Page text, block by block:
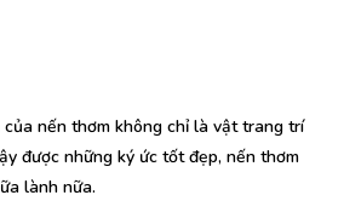
của nến thơm không chỉ là vật trang trí
được những ký ức tốt đẹp, nến thơm
lành nữa.